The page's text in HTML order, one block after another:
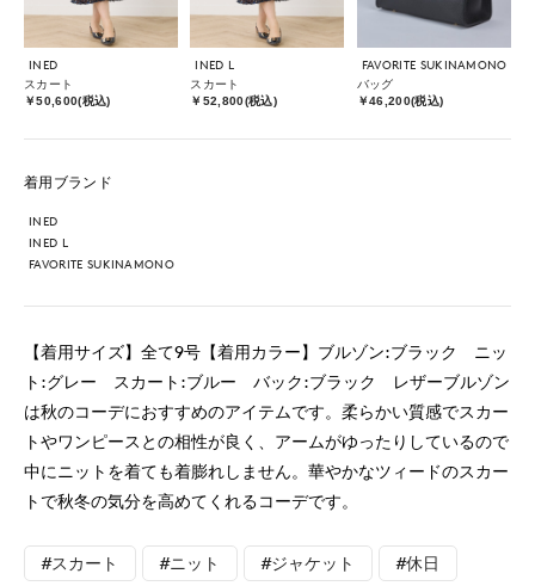
INED
スカート
￥50,600(税込)
INED L
スカート
￥52,800(税込)
FAVORITE SUKINAMONO
バッグ
￥46,200(税込)
着用ブランド
INED
INED L
FAVORITE SUKINAMONO
【着用サイズ】全て9号【着用カラー】ブルゾン:ブラック ニッ
ト:グレー スカート:ブルー バック:ブラック レザーブルゾン
は秋のコーデにおすすめのアイテムです。柔らかい質感でスカー
トやワンピースとの相性が良く、アームがゆったりしているので
中にニットを着ても着膨れしません。華やかなツィードのスカー
トで秋冬の気分を高めてくれるコーデです。
#スカート #ニット #ジャケット #休日